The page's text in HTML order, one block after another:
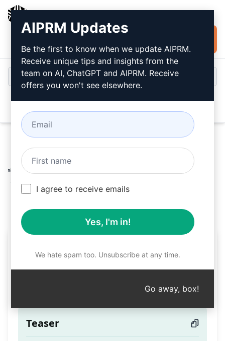
installieren
Home / AI Prompts für ChatGPT Copywriting Prompts
Writing Prompts
Meta Titel und Meta Beschreibung mit
Sonderzeichen.
Mirza Numan
August 11, 2023
Beschreibung mit
Teaser
AIPRM Updates
Be the first to know when we update AIPRM.
Receive unique tips and insights from the
team on AI, ChatGPT and AIPRM. Receive
offers you won't see elsewhere.
I agree to receive emails
Yes, I'm in!
We hate spam too. Unsubscribe at any time.
Go away, box!